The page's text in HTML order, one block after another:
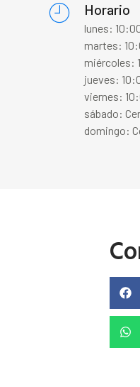
Horario
lunes:
martes:
miércoles:
jueves:
viernes:
sábado:
domingo: